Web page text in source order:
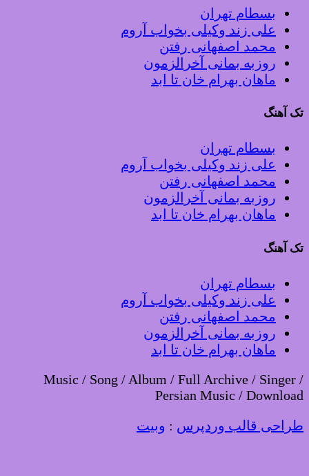
بسطام تهران
علی زند وکیلی بخواب آروم
محمد اصفهانی رفتن
روزبه بمانی آخرالزمون
ماهان بهرام خان تا ابد
تک آهنگ
بسطام تهران
علی زند وکیلی بخواب آروم
محمد اصفهانی رفتن
روزبه بمانی آخرالزمون
ماهان بهرام خان تا ابد
تک آهنگ
بسطام تهران
علی زند وکیلی بخواب آروم
محمد اصفهانی رفتن
روزبه بمانی آخرالزمون
ماهان بهرام خان تا ابد
Music / Song / Album / Full Archive / Singer /
Persian Music / Download
طراحی قالب وردپرس : وبیت